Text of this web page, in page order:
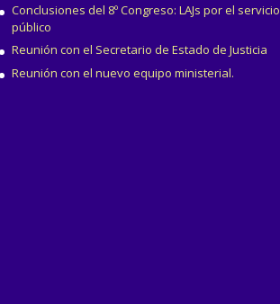
Conclusiones del 8º Congreso: LAJs por el servicio
público
Reunión con el Secretario de Estado de Justicia
Reunión con el nuevo equipo ministerial.